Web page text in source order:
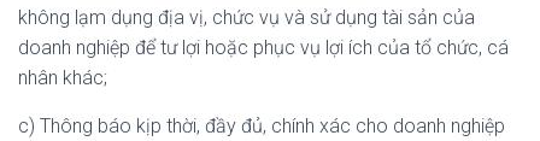
không lạm dụng địa vị, chức vụ và sử dụng tài sản của
doanh nghiệp để tư lợi hoặc phục vụ lợi ích của tổ chức, cá
nhân khác;
c) Thông báo kịp thời, đầy đủ, chính xác cho doanh nghiệp